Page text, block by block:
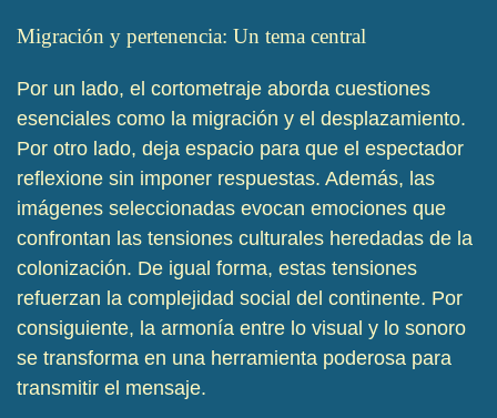
Migración y pertenencia: Un tema central
Por un lado, el cortometraje aborda cuestiones
esenciales como la migración y el desplazamiento.
Por otro lado, deja espacio para que el espectador
reflexione sin imponer respuestas. Además, las
imágenes seleccionadas evocan emociones que
confrontan las tensiones culturales heredadas de la
colonización. De igual forma, estas tensiones
refuerzan la complejidad social del continente. Por
consiguiente, la armonía entre lo visual y lo sonoro
se transforma en una herramienta poderosa para
transmitir el mensaje.